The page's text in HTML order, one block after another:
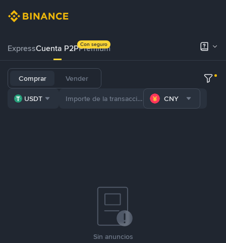
ExpressCuenta P2PPrémium
Con seguro
Comprar Vender
USDT CNY
Sin anuncios